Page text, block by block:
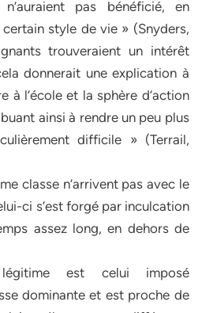
pas bénéficié, en
certain style de vie » (Snyders,
trouveraient un intérêt
donnerait une explication à
à l’école et la sphère d’action
ainsi à rendre un peu plus
difficile » (Terrail,
classe n’arrivent pas avec le
ci s’est forgé par inculcation
assez long, en dehors de
est celui imposé
dominante et est proche de